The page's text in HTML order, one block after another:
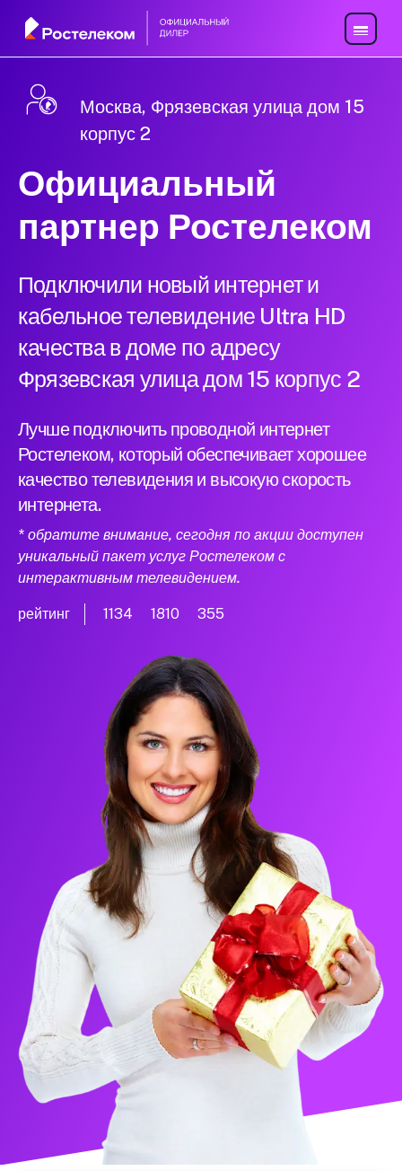
Москва, Фрязевская улица дом 15
корпус 2
Официальный
партнер Ростелеком
Подключили новый интернет и
кабельное телевидение Ultra HD
качества в доме по адресу
Фрязевская улица дом 15 корпус 2
Лучше подключить проводной интернет
Ростелеком, который обеспечивает хорошее
качество телевидения и высокую скорость
интернета.
* обратите внимание, сегодня по акции доступен
уникальный пакет услуг Ростелеком с
интерактивным телевидением.
рейтинг 1134 1810 355